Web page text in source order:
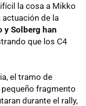
la cosa a Mikko
de la
y Solberg han
que los C4
el tramo de
fragmento
durante el rally,